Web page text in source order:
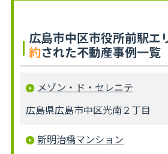
広島市中区市役所前駅エ
約された不動産事例一覧
メゾン・ド・セレニテ
広島県広島市中区光南２丁目
新明治橋マンション